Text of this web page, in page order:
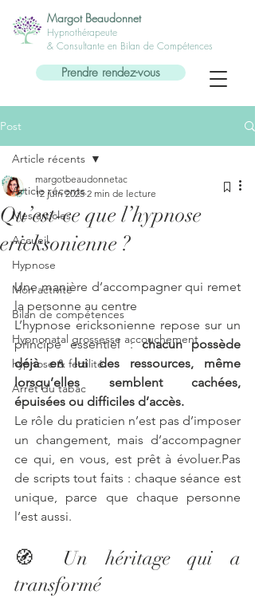
Prendre rendez-vous
Margot Beaudonnet
Hypnothérapeute
& Consultante en Bilan de Compétences
Post
Article récents
Mes articles
Accueil
Hypnose
Mon activité
Bilan de compétences
Hypnonatal grossesse accouchement
hypnose & fertilité
Arrêt du tabac
Article récents
Qu’est-ce que l’hypnose
ericksonienne ?
margotbeaudonnetac
12 juin 2025 2 min de lecture
Une manière d’accompagner qui remet
la personne au centre
L’hypnose ericksonienne repose sur un
principe essentiel : chacun possède
déjà en lui des ressources, même
lorsqu’elles semblent cachées,
épuisées ou difficiles d’accès.
Le rôle du praticien n’est pas d’imposer
un changement, mais d’accompagner
ce qui, en vous, est prêt à évoluer.Pas
de scripts tout faits : chaque séance est
unique, parce que chaque personne
l’est aussi.
🧭 Un héritage qui a
transformé